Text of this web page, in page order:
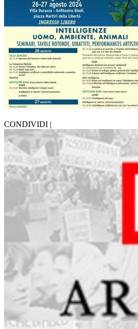
CONDIVIDI |